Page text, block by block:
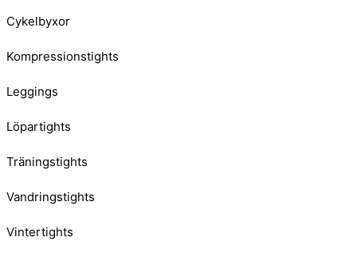
Cykelbyxor
Kompressionstights
Leggings
Löpartights
Träningstights
Vandringstights
Vintertights